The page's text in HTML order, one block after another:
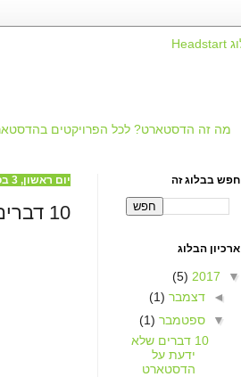
מה זה הדסטארט? לכל הפרויקטים
יום ראשון, 3 בספטמבר 2017
10 דברים שלא ידעת על הדסטארט
חפש בבלוג זה
ארכיון הבלוג
▼
2017
(5)
◄ דצמבר (1)
▼ ספטמבר (1)
10 דברים שלא
ידעת על
הדסטארט